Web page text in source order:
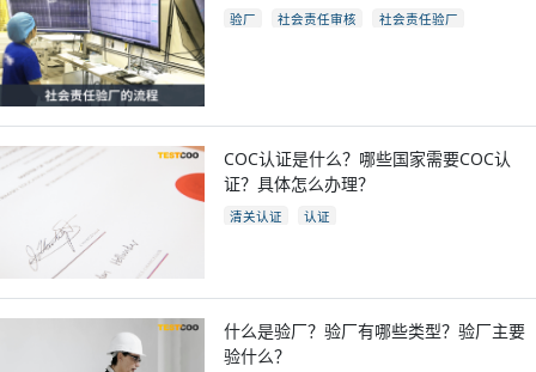
验厂 社会责任审核
社会责任验厂
COC认证是什么？哪些国家需要COC认
证？具体怎么办理？
清关认证 认证
什么是验厂？验厂有哪些类型？验厂主要
验什么？